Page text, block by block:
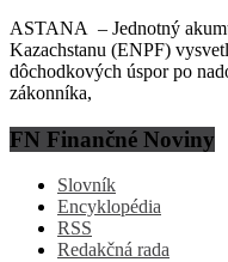
ASTANA – Jednotný
Kazachstanu (ENPF)
dôchodkových úspor po
zákonníka,
FN Finančné Noviny
Slovník
Encyklopédia
RSS
Redakčná rada